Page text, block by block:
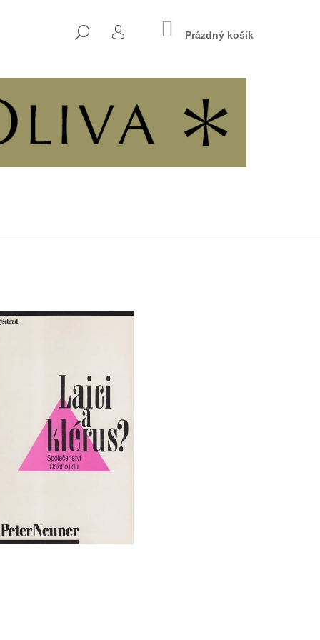
HLEDAT
PŘIHLÁŠENÍ
NÁKUPNÍ
KOŠÍK
Prázdný košík
- KŘESŤANSKÁ
P. PETRA BENEŠE